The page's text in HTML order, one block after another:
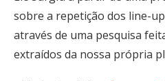
sobre a repetição dos line-
através de uma pesquisa
extraídos da nossa própria